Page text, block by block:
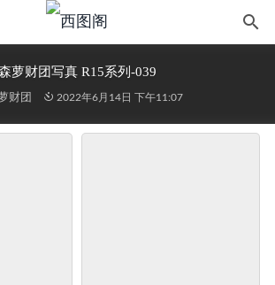
萝财团写真 R15系列-039
财团 2022年6月14日 下午11:07